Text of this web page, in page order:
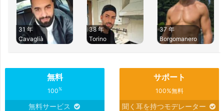
31 年
Cavaglià
38 年
Torino
37 年
Borgomanero
無料
100%
無料サービス
サポート
100%無料
聞く耳を持つモデレーター